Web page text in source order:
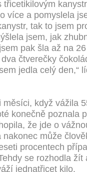
třicetikilovým
více a pomyslela
tak to jsem
jsem, jak
pak šla až na
čtverečky
jedla celý den,“
měsíci, když vážila
konečně poznala
že jde o
nakonec může
procentech
se rozhodla žít
jednatřicet kilo.